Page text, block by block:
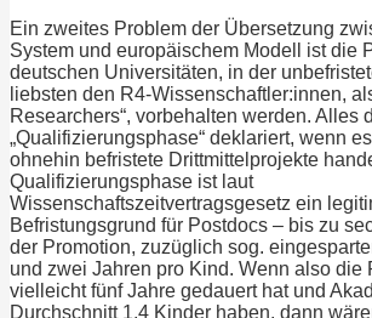
Ein zweites Problem der Übersetzung
System und europäischem Modell ist die
deutschen Universitäten, in der
liebsten den R4-Wissenschaftler:innen,
Researchers“, vorbehalten werden. Alles
„Qualifizierungsphase“ deklariert, wenn
ohnehin befristete Drittmittelprojekte
Qualifizierungsphase ist laut
Wissenschaftszeitvertragsgesetz ein
Befristungsgrund für Postdocs – bis zu
der Promotion, zuzüglich sog.
und zwei Jahren pro Kind. Wenn also die
vielleicht fünf Jahre gedauert hat und
Durchschnitt 1,4 Kinder haben, dann